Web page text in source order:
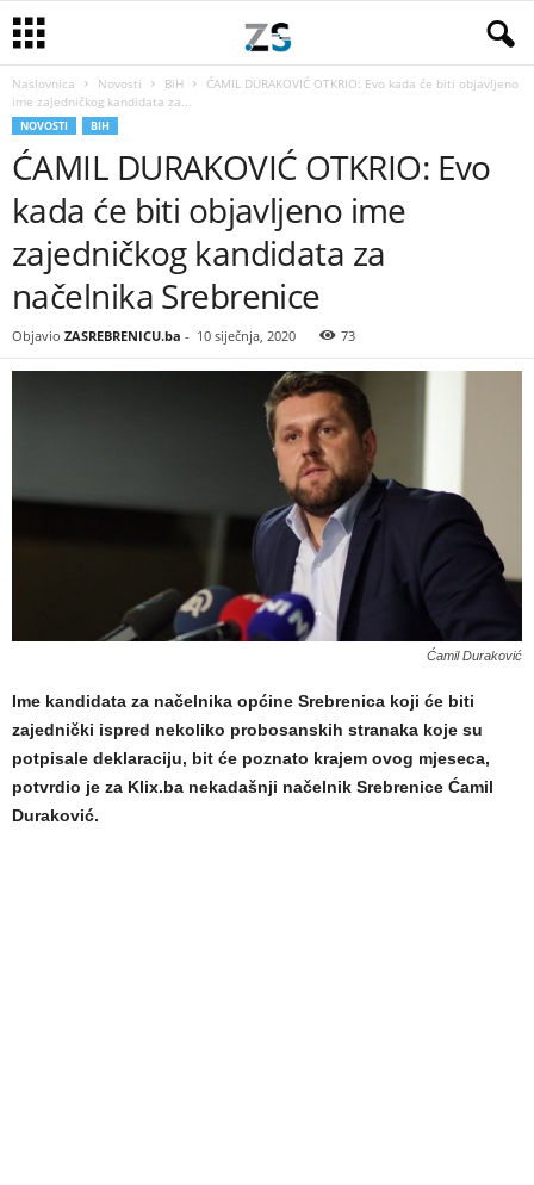
Naslovnica Novosti BiH
ĆAMIL DURAKOVIĆ OTKRIO: Evo kada će biti objavljeno
ime zajedničkog kandidata za...
NOVOSTI BIH
ĆAMIL DURAKOVIĆ OTKRIO: Evo
kada će biti objavljeno ime
zajedničkog kandidata za
načelnika Srebrenice
Objavio ZASREBRENICU.ba - 10 siječnja, 2020 73
Ćamil Duraković
Ime kandidata za načelnika općine Srebrenica koji će biti
zajednički ispred nekoliko probosanskih stranaka koje su
potpisale deklaraciju, bit će poznato krajem ovog mjeseca,
potvrdio je za Klix.ba nekadašnji načelnik Srebrenice Ćamil
Duraković.